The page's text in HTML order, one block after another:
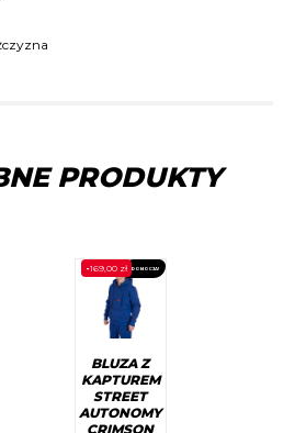
PRODUKTY
PROMOCJA!
-169,00 zł
BLUZA Z
KAPTUREM
STREET
AUTONOMY
CRIMSON